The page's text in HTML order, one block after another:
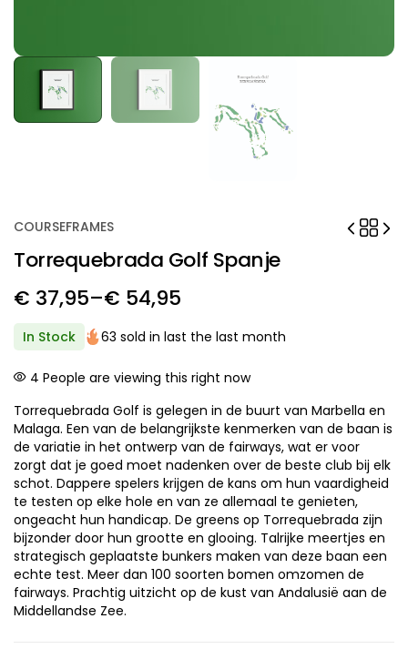
COURSEFRAMES
Torrequebrada Golf Spanje
€ 37,95–€ 54,95
Price
range:
€ 37,95
through
€ 54,95
In Stock 63 sold in last the last month
4 People are viewing this right now
Torrequebrada Golf is gelegen in de buurt van Marbella en
Malaga. Een van de belangrijkste kenmerken van de baan is
de variatie in het ontwerp van de fairways, wat er voor
zorgt dat je goed moet nadenken over de beste club bij elk
schot. Dappere spelers krijgen de kans om hun vaardigheid
te testen op elke hole en van ze allemaal te genieten,
ongeacht hun handicap. De greens op Torrequebrada zijn
bijzonder door hun grootte en glooing. Talrijke meertjes en
strategisch geplaatste bunkers maken van deze baan een
echte test. Meer dan 100 soorten bomen omzomen de
fairways. Prachtig uitzicht op de kust van Andalusië aan de
Middellandse Zee.